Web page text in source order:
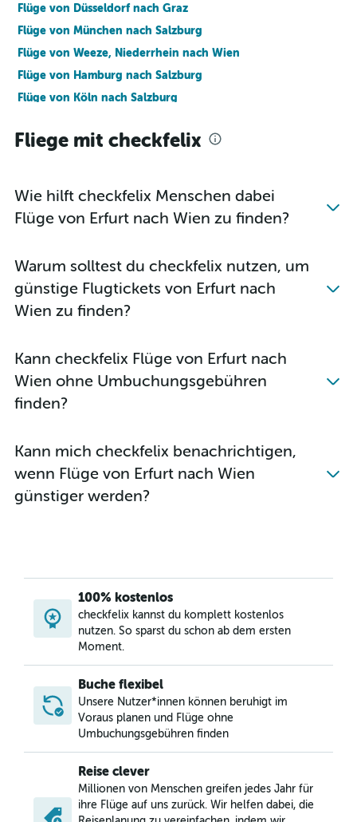
Flüge von Düsseldorf nach Graz
Flüge von München nach Salzburg
Flüge von Weeze, Niederrhein nach Wien
Flüge von Hamburg nach Salzburg
Flüge von Köln nach Salzburg
Flüge von Stuttgart nach Salzburg
Flüge von Düsseldorf nach Innsbruck
Flüge von Köln nach Graz
Flüge von Frankfurt Hahn nach Graz
Flüge von Düsseldorf nach Linz
Flüge von Münster nach Wien
Flüge von Frankfurt am Main nach Graz
Flüge von Leipzig nach Wien
Flüge von Hannover nach Innsbruck
Flüge von Frankfurt am Main nach Salzburg
Flüge von Köln nach Klagenfurt
Flüge von Hamburg nach Graz
Flüge von Stuttgart nach Graz
Flüge von Hamburg nach Innsbruck
Flüge von Hamburg nach Linz
Flüge von Frankfurt am Main nach Linz
Fliege mit checkfelix
Wie hilft checkfelix Menschen dabei
Flüge von Erfurt nach Wien zu finden?
Warum solltest du checkfelix nutzen, um
günstige Flugtickets von Erfurt nach
Wien zu finden?
Kann checkfelix Flüge von Erfurt nach
Wien ohne Umbuchungsgebühren
finden?
Kann mich checkfelix benachrichtigen,
wenn Flüge von Erfurt nach Wien
günstiger werden?
100% kostenlos
checkfelix kannst du komplett kostenlos
nutzen. So sparst du schon ab dem ersten
Moment.
Buche flexibel
Unsere Nutzer*innen können beruhigt im
Voraus planen und Flüge ohne
Umbuchungsgebühren finden
Reise clever
Millionen von Menschen greifen jedes Jahr für
ihre Flüge auf uns zurück. Wir helfen dabei, die